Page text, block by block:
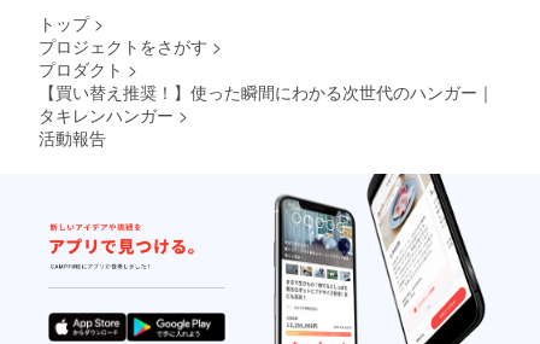
トップ >
プロジェクトをさがす >
プロダクト >
【買い替え推奨！】使った瞬間にわかる次世代のハンガー｜
タキレンハンガー >
活動報告